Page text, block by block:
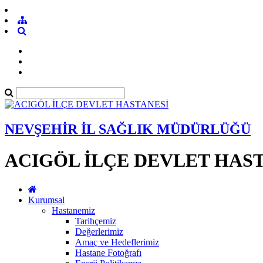
NEVŞEHİR İL SAĞLIK MÜDÜRLÜĞÜ
ACIGÖL İLÇE DEVLET
Kurumsal
Hastanemiz
Tarihçemiz
Değerlerimiz
Amaç ve Hedeflerimiz
Hastane Fotoğrafı